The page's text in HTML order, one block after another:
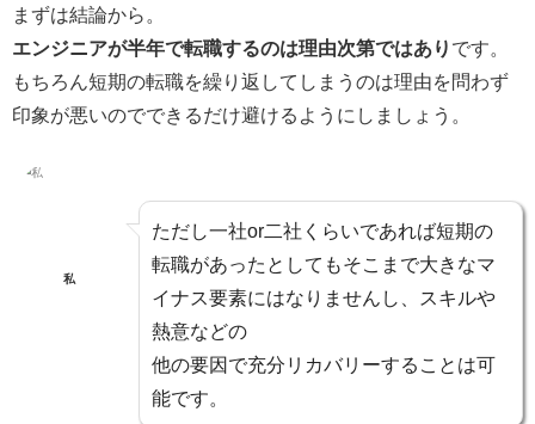
まずは結論から。
エンジニアが半年で転職するのは理由次第ではあり です。
もちろん 短期の転職を繰り返してしまうのは理由を問わず
印象が悪いのでできるだけ避けるようにしましょう。
私
ただし一社or二社くらいであれば短期の
転職があったとしてもそこまで大きなマ
イナス要素にはなりませんし、スキルや
熱意などの
他の要因で充分リカバリーすることは可
能です。